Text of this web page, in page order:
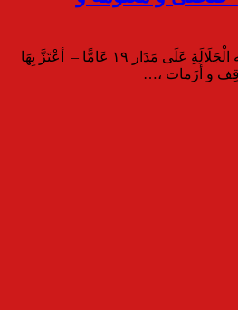
فِى ظِلّ عملى بِصَاحِبِه الْجَلَالَةِ عَلَى مَدَار ١٩ عَامًّا – أعْتَزَّ بِهَا
و أَزَمات ،…